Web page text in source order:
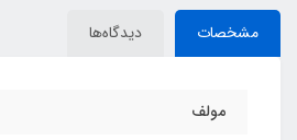
مشخصات دیدگاه‌ها
مولف